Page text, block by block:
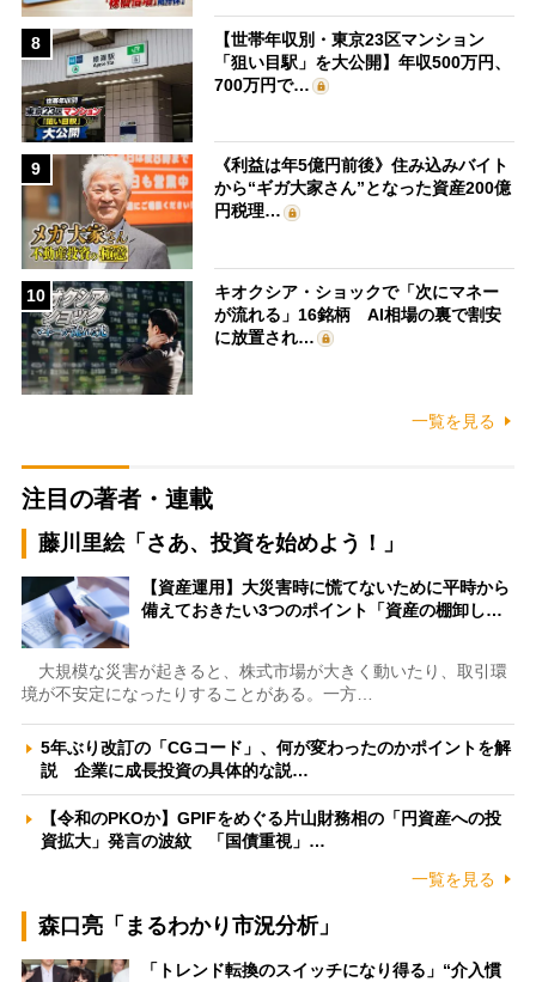
8
【世帯年収別・東京23区マンション
「狙い目駅」を大公開】年収500万円、
700万円で…
9
《利益は年5億円前後》住み込みバイト
から“ギガ大家さん”となった資産200億
円税理…
10
キオクシア・ショックで「次にマネー
が流れる」16銘柄 AI相場の裏で割安
に放置され…
一覧を見る
注目の著者・連載
藤川里絵「さあ、投資を始めよう！」
【資産運用】大災害時に慌てないために平時から
備えておきたい3つのポイント「資産の棚卸し…
大規模な災害が起きると、株式市場が大きく動いたり、取引環
境が不安定になったりすることがある。一方…
5年ぶり改訂の「CGコード」、何が変わったのかポイントを解
説 企業に成長投資の具体的な説…
【令和のPKOか】GPIFをめぐる片山財務相の「円資産への投
資拡大」発言の波紋 「国債重視」…
一覧を見る
森口亮「まるわかり市況分析」
「トレンド転換のスイッチになり得る」“介入慣